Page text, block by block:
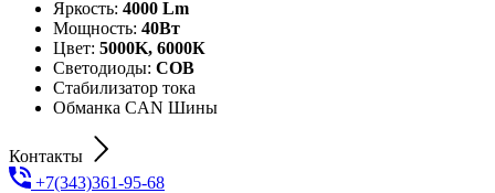
Яркость: 4000 Lm
Мощность: 40Вт
Цвет: 5000K, 6000К
Светодиоды: COB
Стабилизатор тока
Обманка CAN Шины
Контакты
+7(343)361-95-68